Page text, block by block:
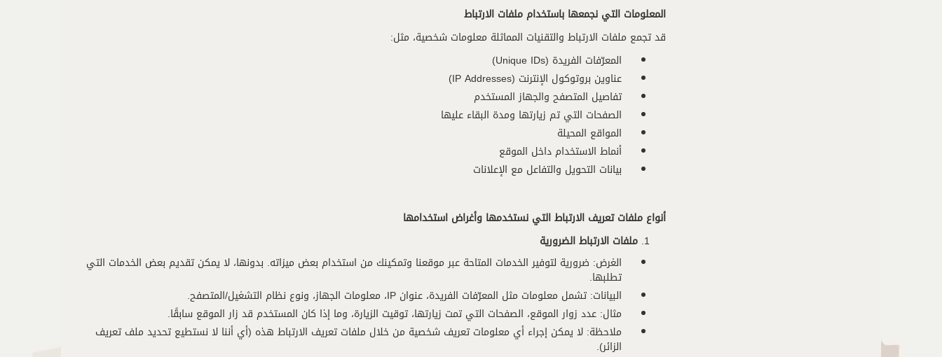
المعلومات التي نجمعها باستخدام ملفات الارتباط
قد تجمع ملفات الارتباط والتقنيات المماثلة معلومات شخصية، مثل:
المعرّفات الفريدة (Unique IDs)
عناوين بروتوكول الإنترنت (IP Addresses)
تفاصيل المتصفح والجهاز المستخدم
الصفحات التي تم زيارتها ومدة البقاء عليها
المواقع المحيلة
أنماط الاستخدام داخل الموقع
بيانات التحويل والتفاعل مع الإعلانات
أنواع ملفات تعريف الارتباط التي نستخدمها وأغراض استخدامها
ملفات الارتباط الضرورية
الغرض: ضرورية لتوفير الخدمات المتاحة عبر موقعنا وتمكينك من استخدام بعض ميزاته. بدونها، لا يمكن تقديم بعض الخدمات التي
تطلبها.
البيانات: تشمل معلومات مثل المعرّفات الفريدة، عنوان IP، معلومات الجهاز، ونوع نظام التشغيل/المتصفح.
مثال: عدد زوار الموقع، الصفحات التي تمت زيارتها، توقيت الزيارة، وما إذا كان المستخدم قد زار الموقع سابقًا.
ملاحظة: لا يمكن إجراء أي معلومات تعريف شخصية من خلال ملفات تعريف الارتباط هذه (أي أننا لا نستطيع تحديد ملف تعريف
الزائر).